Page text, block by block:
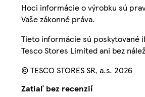
Hoci informácie o výrobku sú
Vaše zákonné práva.
Tieto informácie sú poskytované
Tesco Stores Limited ani bez
© TESCO STORES SR, a.s. 2026
Zatiaľ bez recenzií